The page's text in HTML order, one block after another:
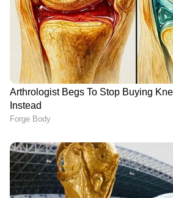
സാഹചര്യത്തിൽ പാര്‍ട്ടി
അംഗീകരിച്ചത് നിന്നു. ഞാൻ
സംസ്ഥാന വൈസ് പ്രസിഡന്റ്
അങ്ങനെ പറഞ്ഞാണ്
എല്ലാ മാധ്യമങ്ങളിലും
എന്നെയായിരുന്നു. എന്നാൽ
ശേഷം സാഹചര്യംമാറി,
മാധ്യമത്തിന് നൽകിയ
തുറന്നടിച്ചു.
DOWNLOAD APP
കേരളത്തിലെ എല്ലാ
Newsഅറിയാൻ എപ്പോഴും
ന്യൂസ് വാർത്തകൾ.